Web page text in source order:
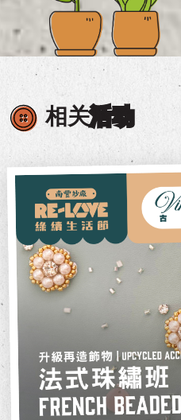
相关活动